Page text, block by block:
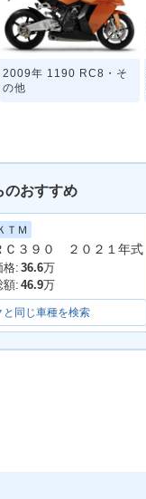
2009年 1190 RC8・そ
の他
のおすすめ
ＴＭ
Ｃ３９０ ２０２１年式
格: 36.6万
額: 46.9万
と同じ車種を検索